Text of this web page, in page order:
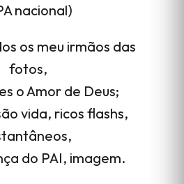
nacional)
os meu irmãos das
fotos,
o Amor de Deus;
vida, ricos flashs,
do PAI, imagem.